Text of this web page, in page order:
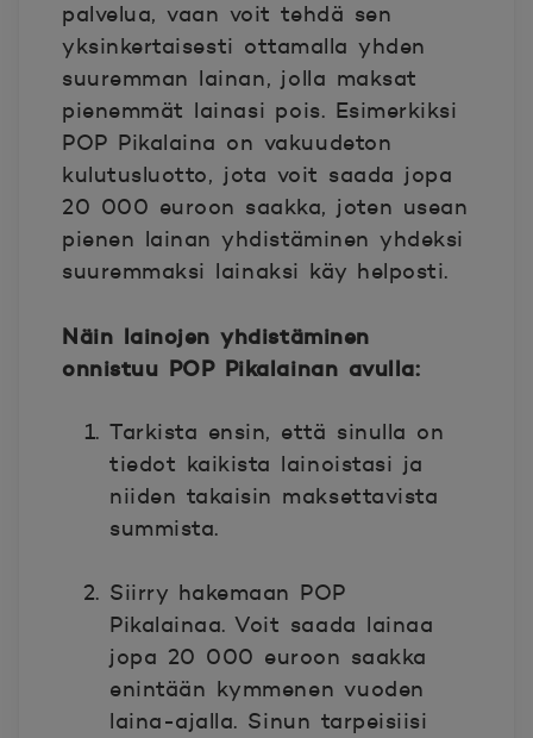
palvelua, vaan voit tehdä sen
yksinkertaisesti ottamalla yhden
suuremman lainan, jolla maksat
pienemmät lainasi pois. Esimerkiksi
POP Pikalaina on vakuudeton
kulutusluotto, jota voit saada jopa
20 000 euroon saakka, joten usean
pienen lainan yhdistäminen yhdeksi
suuremmaksi lainaksi käy helposti.
Näin lainojen yhdistäminen
onnistuu POP Pikalainan avulla:
Tarkista ensin, että sinulla on
tiedot kaikista lainoistasi ja
niiden takaisin maksettavista
summista.
Siirry hakemaan POP
Pikalainaa. Voit saada lainaa
jopa 20 000 euroon saakka
enintään kymmenen vuoden
laina-ajalla. Sinun tarpeisiisi